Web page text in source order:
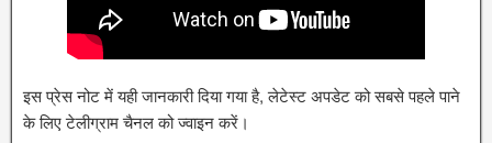
इस प्रेस नोट में यही जानकारी दिया गया है, लेटेस्ट अपडेट को सबसे पहले पाने
के लिए टेलीग्राम चैनल को ज्वाइन करें।